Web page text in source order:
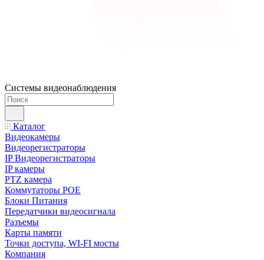
Системы видеонаблюдения
Каталог
Видеокамеры
Видеорегистраторы
IP Видеорегистраторы
IP камеры
PTZ камера
Коммутаторы POE
Блоки Питания
Передатчики видеосигнала
Разъемы
Карты памяти
Точки доступа, WI-FI мосты
Компания